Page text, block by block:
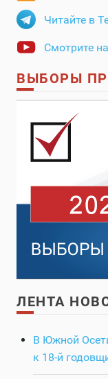
Читайте в
Смотрите
ВЫБОРЫ
ЛЕНТА
В Южной
к 18-й